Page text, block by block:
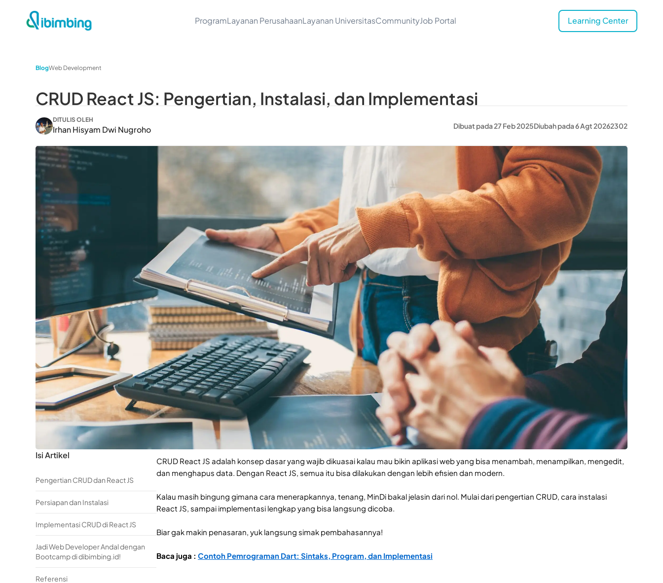
ProgramLayanan PerusahaanLayanan UniversitasCommunityJob Portal Learning Center
BlogWeb Development
CRUD React JS: Pengertian, Instalasi, dan Implementasi
DITULIS OLEH
Irhan Hisyam Dwi Nugroho Dibuat pada 27 Feb 2025Diubah pada 6 Agt 20262302
Isi Artikel
Pengertian CRUD dan React JS
Persiapan dan Instalasi
Implementasi CRUD di React JS
Jadi Web Developer Andal dengan
Bootcamp di dibimbing.id!
Referensi
CRUD React JS adalah konsep dasar yang wajib dikuasai kalau mau bikin aplikasi web yang bisa menambah, menampilkan, mengedit,
dan menghapus data. Dengan React JS, semua itu bisa dilakukan dengan lebih efisien dan modern.
Kalau masih bingung gimana cara menerapkannya, tenang, MinDi bakal jelasin dari nol. Mulai dari pengertian CRUD, cara instalasi
React JS, sampai implementasi lengkap yang bisa langsung dicoba.
Biar gak makin penasaran, yuk langsung simak pembahasannya!
Baca juga : Contoh Pemrograman Dart: Sintaks, Program, dan Implementasi